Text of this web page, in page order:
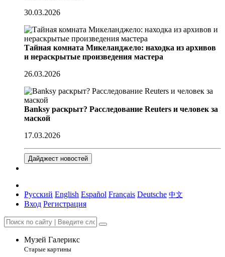
30.03.2026
Тайная комната Микеланджело: находка из архивов
и нераскрытые произведения мастера
26.03.2026
Banksy раскрыт? Расследование Reuters и человек за
маской
17.03.2026
Дайджест новостей
Русский English Español Français Deutsche 中文
Вход Регистрация
Музей Галерикс
Старые картины